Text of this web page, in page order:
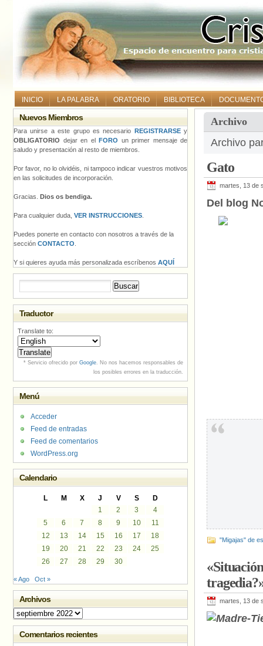
INICIO LA PALABRA ORATORIO BIBLIOTECA
Archivo
Archivo
Gato
martes, 13 de
Del blog
"Migajas" de
martes, 13 de
Nuevos Miembros
Para unirse a este grupo es necesario REGISTRARSEy
OBLIGATORIO dejar en el FORO un primer mensaje de
saludo y presentación al resto de miembros.
Por favor, no lo olvidéis, ni tampoco indicar vuestros motivos
en las solicitudes de incorporación.
Gracias. Dios os bendiga.
Para cualquier duda, VER INSTRUCCIONES
Puedes ponerte en contacto con nosotros a través de la
sección CONTACTO
Y si quieres ayuda más personalizada escríbenos AQUÍ
Traductor
Translate to:
* Servicio ofrecido por Google. No nos hacemos responsables de
los posibles errores en la traducción.
Menú
Acceder
Feed de entradas
Feed de comentarios
WordPress.org
Calendario
L M X J V S
D
1
2 3
4
5
6 7 8 9 10
11
12
13 14 15 16 17
18
19
20 21 22 23 24
25
26
27 28 29 30
« Ago Oct »
Archivos
Archivos
Comentarios recientes